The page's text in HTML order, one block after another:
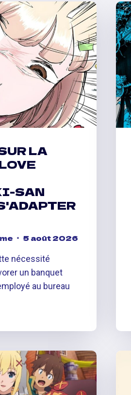
LA
SAN
5 août 2026
nécessité
un banquet
au bureau